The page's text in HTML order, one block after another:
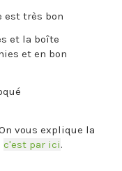
est très bon
et la boîte
et en bon
vous explique la
c'est par ici.